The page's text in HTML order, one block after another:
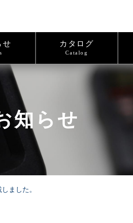
せ カタログ
Catalog
知らせ
ました。